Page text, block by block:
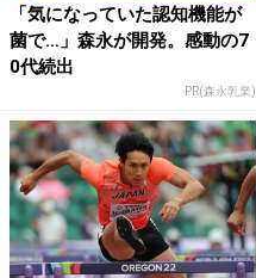
「気になっていた認知機能が
菌で…」森永が開発。感動の7
0代続出
PR(森永乳業)